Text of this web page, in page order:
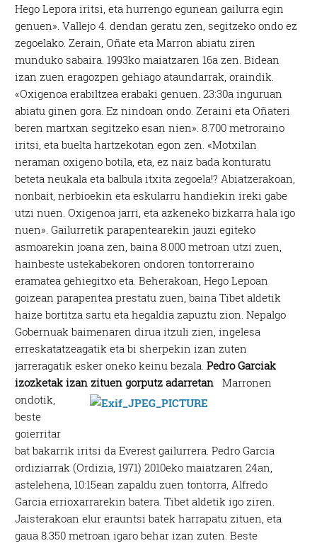
Hego Lepora iritsi, eta hurrengo egunean gailurra egin
genuen». Vallejo 4. dendan geratu zen, segitzeko ondo ez
zegoelako. Zerain, Oñate eta Marron abiatu ziren
munduko sabaira. 1993ko maiatzaren 16a zen. Bidean
izan zuen eragozpen gehiago ataundarrak, oraindik.
«Oxigenoa erabiltzea erabaki genuen. 23:30a inguruan
abiatu ginen gora. Ez nindoan ondo. Zeraini eta Oñateri
beren martxan segitzeko esan nien». 8.700 metroraino
iritsi, eta buelta hartzekotan egon zen. «Motxilan
neraman oxigeno botila, eta, ez naiz bada konturatu
beteta neukala eta balbula itxita zegoela!? Abiatzerakoan,
nonbait, nerbioekin eta eskularru handiekin ireki gabe
utzi nuen. Oxigenoa jarri, eta azkeneko bizkarra hala igo
nuen». Gailurretik parapentearekin jauzi egiteko
asmoarekin joana zen, baina 8.000 metroan utzi zuen,
hainbeste ustekabekoren ondoren tontorreraino
eramatea gehiegitxo eta. Beherakoan, Hego Lepoan
goizean parapentea prestatu zuen, baina Tibet aldetik
haize bortitza sartu eta hegaldia zapuztu zion. Nepalgo
Gobernuak baimenaren dirua itzuli zien, ingelesa
erreskatatzeagatik eta bi sherpekin izan zuten
jarreragatik esker oneko keinu bezala.Pedro Garciak
izozketak izan zituen gorputz adarretan
Marronen
ondotik,
beste
goierritar
bat bakarrik iritsi da Everest gailurrera. Pedro Garcia
ordiziarrak (Ordizia, 1971) 2010eko maiatzaren 24an,
astelehena, 10:15ean zapaldu zuen tontorra, Alfredo
Garcia errioxarrarekin batera. Tibet aldetik igo ziren.
Jaisterakoan elur erauntsi batek harrapatu zituen, eta
gaua 8.350 metroan igaro behar izan zuten. Beste